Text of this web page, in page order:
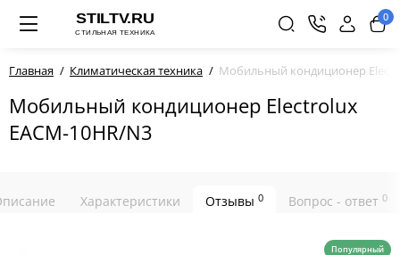
0
Главная Климатическая техника Мобильный кондиционер
Мобильный кондиционер Electrolux
EACM-10HR/N3
Характеристики Отзывы 0 Вопрос - ответ 0
Популярный